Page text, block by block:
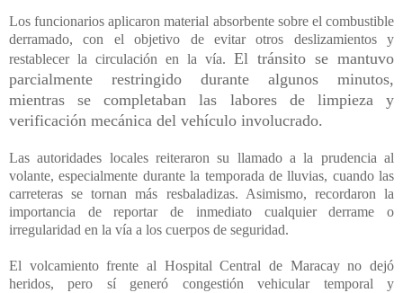
Los funcionarios aplicaron material absorbente sobre el combustible
derramado, con el objetivo de evitar otros deslizamientos y
restablecer la circulación en la vía. El tránsito se mantuvo
parcialmente restringido durante algunos minutos,
mientras se completaban las labores de limpieza y
verificación mecánica del vehículo involucrado.
Las autoridades locales reiteraron su llamado a la prudencia al
volante, especialmente durante la temporada de lluvias, cuando las
carreteras se tornan más resbaladizas. Asimismo, recordaron la
importancia de reportar de inmediato cualquier derrame o
irregularidad en la vía a los cuerpos de seguridad.
El volcamiento frente al Hospital Central de Maracay no dejó
heridos, pero sí generó congestión vehicular temporal y